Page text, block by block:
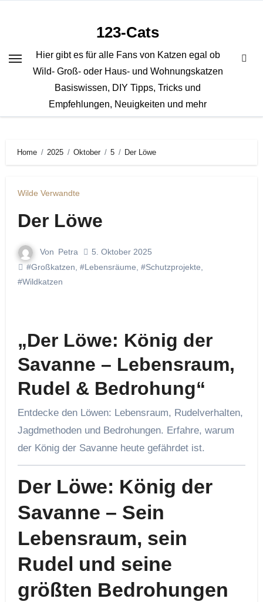
123-Cats
Hier gibt es für alle Fans von Katzen egal ob
Wild- Groß- oder Haus- und Wohnungskatzen
Basiswissen, DIY Tipps, Tricks und
Empfehlungen, Neuigkeiten und mehr
Home 2025 Oktober 5 Der Löwe
Wilde Verwandte
Der Löwe
Von Petra
5. Oktober 2025
#Großkatzen #Lebensräume #Schutzprojekte
#Wildkatzen
„Der Löwe: König der
Savanne – Lebensraum,
Rudel & Bedrohung“
Entdecke den Löwen: Lebensraum, Rudelverhalten,
Jagdmethoden und Bedrohungen. Erfahre, warum
der König der Savanne heute gefährdet ist.
Der Löwe: König der
Savanne – Sein
Lebensraum, sein
Rudel und seine
größten Bedrohungen